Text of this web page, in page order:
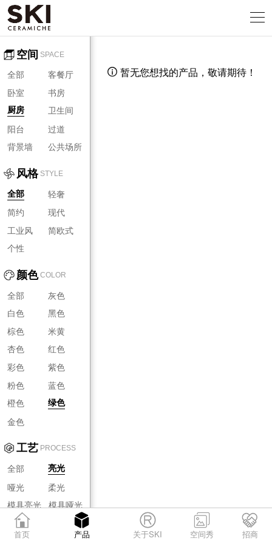
空间 SPACE
全部
客餐厅
卧室
书房
厨房
卫生间
阳台
过道
背景墙
公共场所
风格 STYLE
全部
轻奢
简约
现代
工业风
简欧式
个性
颜色 COLOR
全部
灰色
白色
黑色
棕色
米黄
杏色
红色
彩色
紫色
粉色
蓝色
橙色
绿色
金色
工艺 PROCESS
全部 亮光
哑光
柔光
模具亮光 模具哑光
模具柔光
 暂无您想找的产品，敬请期待！
首页 产品 关于SKI 空间秀 招商